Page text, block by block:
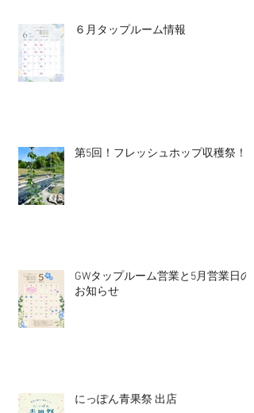
６月タップルーム情報
第5回！フレッシュホップ収穫祭！
GWタップルーム営業と5月営業日の
お知らせ
にっぽん青果祭 出店